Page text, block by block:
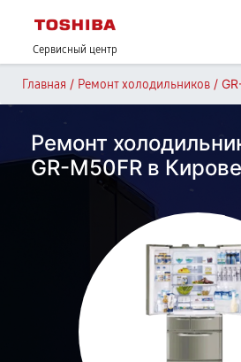
Сервисный центр
Главная / Ремонт холодильников /
Ремонт
GR-M50FR в Кирове